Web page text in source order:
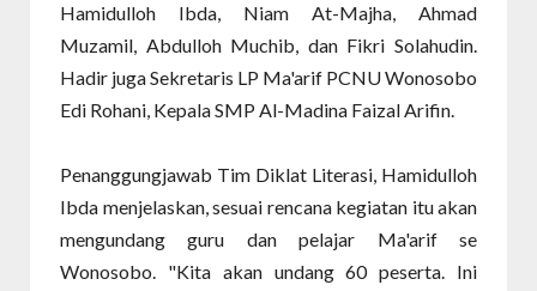
Hamidulloh Ibda, Niam At-Majha, Ahmad
Muzamil, Abdulloh Muchib, dan Fikri Solahudin.
Hadir juga Sekretaris LP Ma'arif PCNU Wonosobo
Edi Rohani, Kepala SMP Al-Madina Faizal Arifin.
Penanggungjawab Tim Diklat Literasi, Hamidulloh
Ibda menjelaskan, sesuai rencana kegiatan itu akan
mengundang guru dan pelajar Ma'arif se
Wonosobo. "Kita akan undang 60 peserta. Ini